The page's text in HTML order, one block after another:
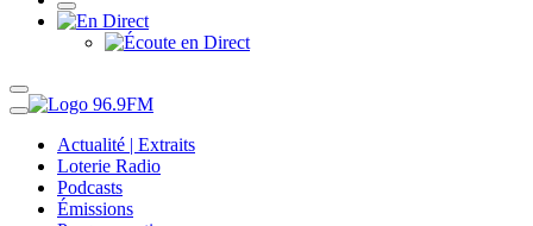
Actualité | Extraits
Loterie Radio
Podcasts
Émissions